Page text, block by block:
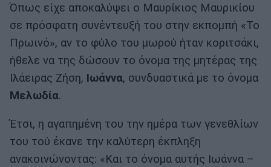
Όπως είχε αποκαλύψει ο Μαυρίκιος Μαυρικίου
σε πρόσφατη συνέντευξή του στην εκπομπή «Το
Πρωινό», αν το φύλο του μωρού ήταν κοριτσάκι,
ήθελε να της δώσουν το όνομα της μητέρας της
Ιλάειρας Ζήση, Ιωάννα, συνδυαστικά με το όνομα
Μελωδία.
Έτσι, η αγαπημένη του την ημέρα των γενεθλίων
του τού έκανε την καλύτερη έκπληξη
ανακοινώνοντας: «Και το όνομα αυτής Ιωάννα –